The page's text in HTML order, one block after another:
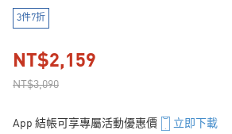
3件7折
NT$3,090
NT$2,159
App 結帳可享專屬活動優惠價 立即下載